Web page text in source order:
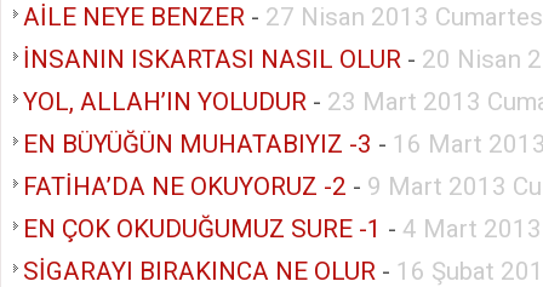
AİLE NEYE BENZER - 27 Nisan 2013
İNSANIN ISKARTASI NASIL OLUR - 20 Nisan
YOL, ALLAH’IN YOLUDUR - 23 Mart 2013
EN BÜYÜĞÜN MUHATABIYIZ -3 - 16 Mart
FATİHA’DA NE OKUYORUZ -2 - 9 Mart 2013
EN ÇOK OKUDUĞUMUZ SURE -1 - 4 Mart
SİGARAYI BIRAKINCA NE OLUR - 16 Şubat